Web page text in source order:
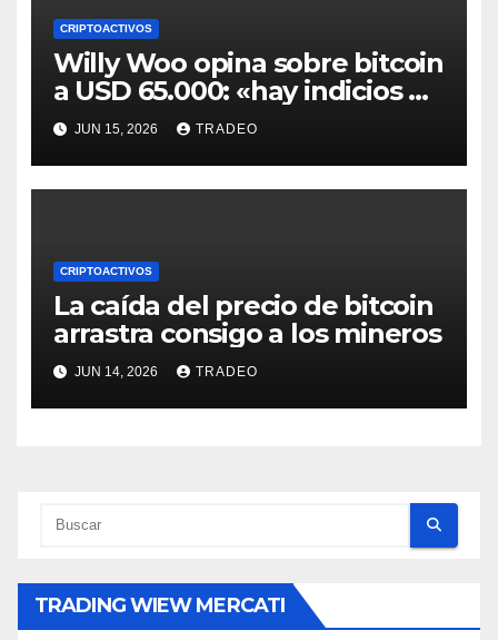
CRIPTOACTIVOS
Willy Woo opina sobre bitcoin
a USD 65.000: «hay indicios de
posible divergencia alcista»
JUN 15, 2026 TRADEO
CRIPTOACTIVOS
La caída del precio de bitcoin
arrastra consigo a los mineros
JUN 14, 2026 TRADEO
TRADING WIEW MERCATI